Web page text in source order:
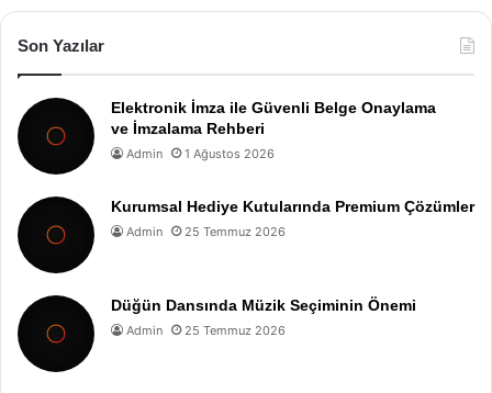
Son Yazılar
Elektronik İmza ile Güvenli Belge Onaylama
ve İmzalama Rehberi
Admin 1 Ağustos 2026
Kurumsal Hediye Kutularında Premium Çözümler
Admin 25 Temmuz 2026
Düğün Dansında Müzik Seçiminin Önemi
Admin 25 Temmuz 2026